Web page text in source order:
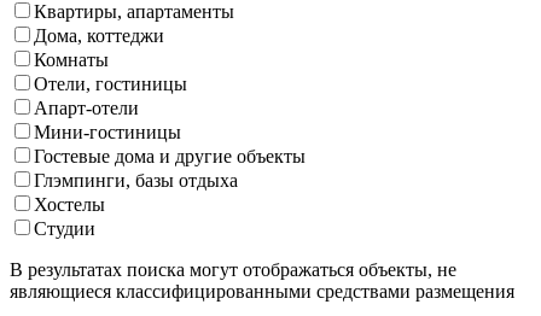
Квартиры, апартаменты
Дома, коттеджи
Комнаты
Отели, гостиницы
Апарт-отели
Мини-гостиницы
Гостевые дома и другие объекты
Глэмпинги, базы отдыха
Хостелы
Студии
В результатах поиска могут отображаться объекты, не
являющиеся классифицированными средствами размещения